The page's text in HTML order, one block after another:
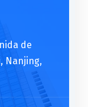
de
Nanjing,